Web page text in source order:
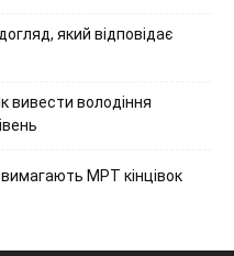
який відповідає
вивести володіння
МРТ кінцівок